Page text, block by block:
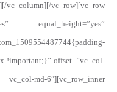
vc_row][vc_row
equal_height=”yes”
!important;}” offset=”vc_col-